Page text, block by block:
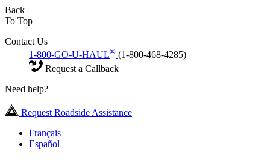
Back
To Top
Contact Us
1-800-GO-U-HAUL® (1-800-468-4285)
Request a Callback
Need help?
Request Roadside Assistance
Français
Español